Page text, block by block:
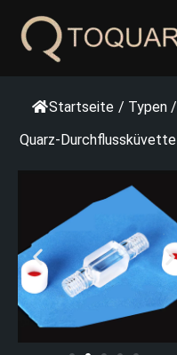
Inhalt
springen
Startseite / Typen /
Quarz-Durchflussküvette